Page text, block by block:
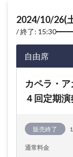
2024/10/26(
終了: 15:30
自由席
カペラ・
４回定期
販売終了
通常料金